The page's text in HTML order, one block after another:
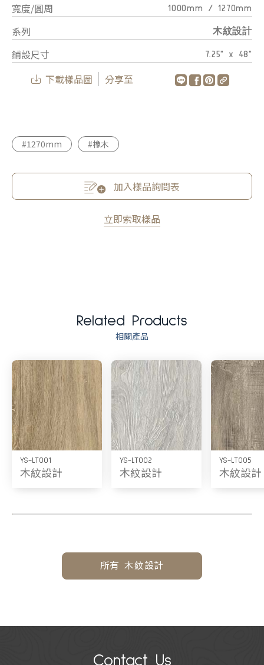
寬度/圓周 1000mm / 1270mm
系列 木紋設計
鋪設尺寸 7.25" x 48"
下載樣品圖 分享至
#1270mm #橡木
加入樣品詢問表
立即索取樣品
Related Products
相關產品
YS-LT001
木紋設計
YS-LT002
木紋設計
YS-LT005
木紋設計
所有 木紋設計
Contact Us